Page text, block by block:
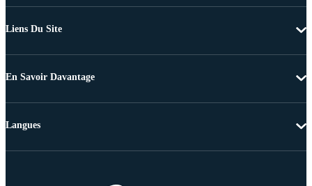
Liens Du Site
En Savoir Davantage
Langues